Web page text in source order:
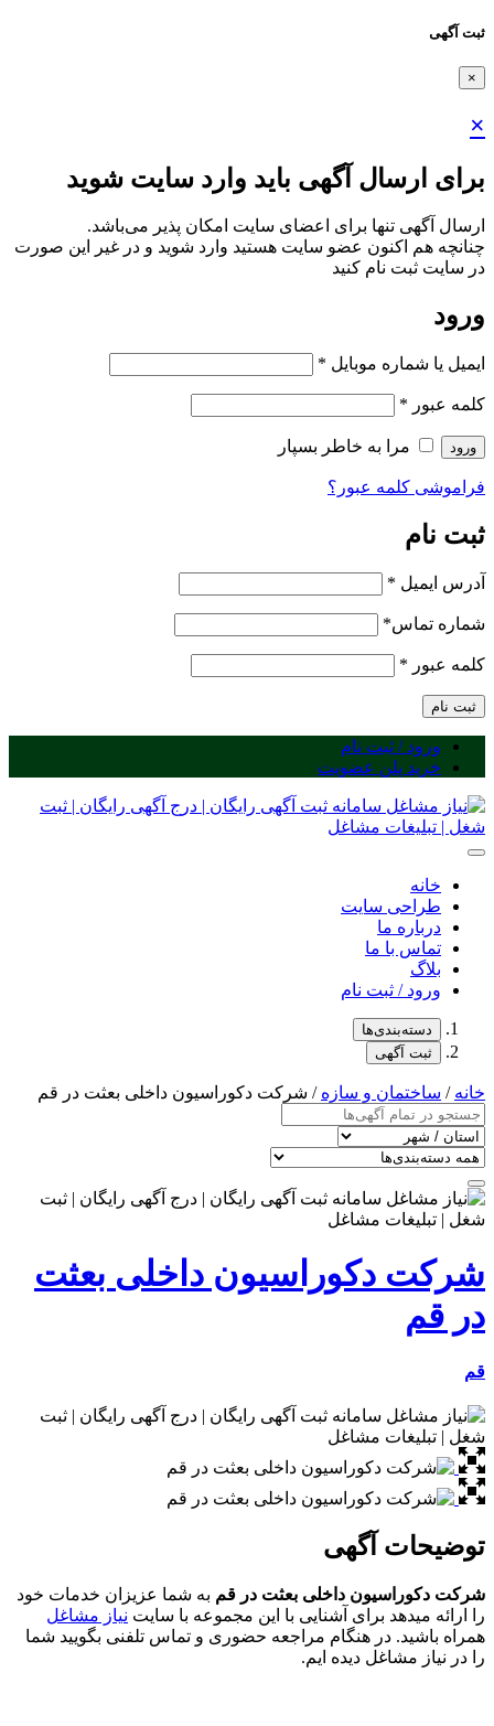
ثبت آگهی
×
×
برای ارسال آگهی باید وارد سایت شوید
ارسال آگهی تنها برای اعضای سایت امکان پذیر می‌باشد.
چنانچه هم‌ اکنون عضو سایت هستید وارد شوید و در غیر این صورت
در سایت ثبت نام کنید
ورود
ایمیل یا شماره موبایل *
کلمه عبور *
ورود مرا به خاطر بسپار
فراموشی کلمه عبور؟
ثبت نام
آدرس ایمیل *
شماره تماس*
کلمه عبور *
ثبت نام
ورود / ثبت نام
خرید پلن عضویت
خانه
طراحی سایت
درباره ما
تماس با ما
بلاگ
ورود / ثبت نام
دسته‌بندی‌ها
ثبت آگهی
خانه/ ساختمان و سازه/ شرکت دکوراسیون داخلی بعثت در قم
شرکت دکوراسیون داخلی بعثت
در قم
قم
توضیحات آگهی
شرکت دکوراسیون داخلی بعثت در قم به شما عزیزان خدمات خود
را ارائه میدهد برای آشنایی با این مجموعه با سایت نیاز مشاغل
همراه باشید. در هنگام مراجعه حضوری و تماس تلفنی بگویید شما
را در نیاز مشاغل دیده ایم.